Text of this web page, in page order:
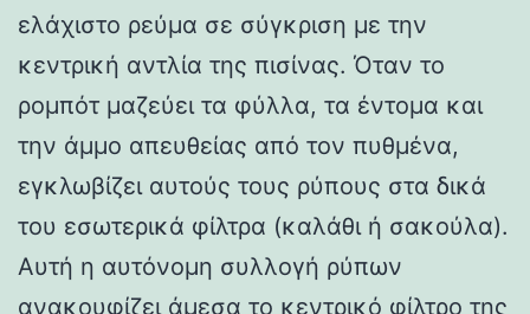
ελάχιστο ρεύμα σε σύγκριση με την
κεντρική αντλία της πισίνας. Όταν το
ρομπότ μαζεύει τα φύλλα, τα έντομα και
την άμμο απευθείας από τον πυθμένα,
εγκλωβίζει αυτούς τους ρύπους στα δικά
του εσωτερικά φίλτρα (καλάθι ή σακούλα).
Αυτή η αυτόνομη συλλογή ρύπων
ανακουφίζει άμεσα το κεντρικό φίλτρο της